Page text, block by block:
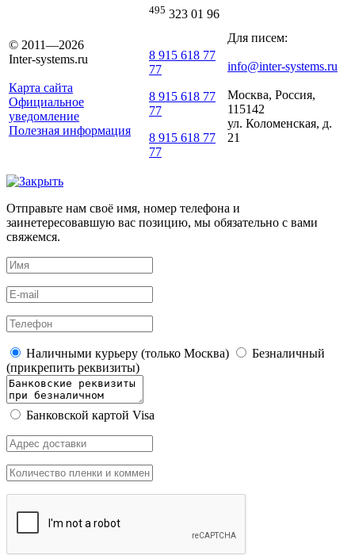
© 2011—2026
Inter-systems.ru
Карта сайта
Официальное
уведомление
Полезная информация
495 323 01 96
8 915 618 77
77
8 915 618 77
77
8 915 618 77
77
Для писем:
info@inter-systems.ru
Москва, Россия,
115142
ул. Коломенская, д.
21
Отправьте нам своё имя, номер телефона и
заинетересовавшую вас позицию, мы обязательно с вами
свяжемся.
Наличными курьеру (только Москва)
Безналичный
(прикрепить реквизиты)
Банковской картой Visa